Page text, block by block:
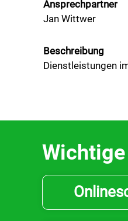
Ansprechpartner
Jan Wittwer
Beschreibung
Dienstleistungen